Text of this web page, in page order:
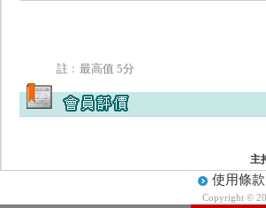
註﹕最高值 5分
主
使用條款
Copyright ©